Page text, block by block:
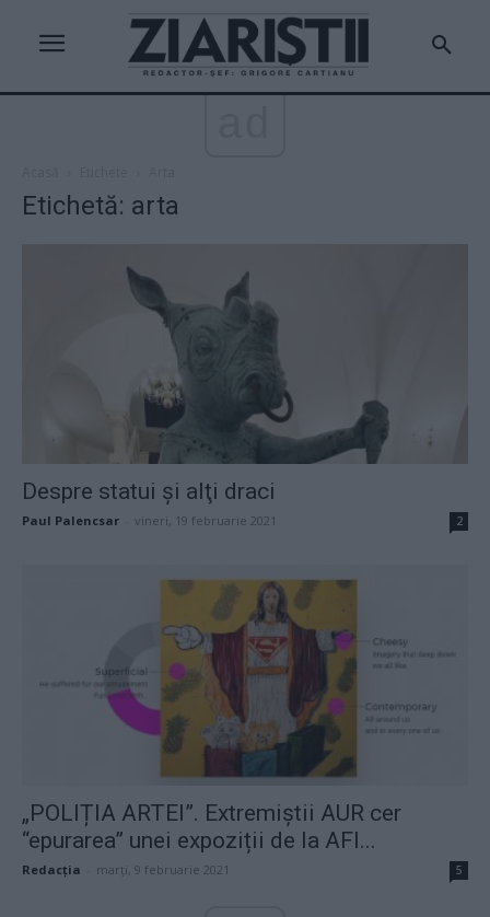
Etichetă: arta
Despre statui şi alţi draci
Paul Palencsar vineri, 19 februarie 2021 2
„POLIȚIA ARTEI”. Extremiștii AUR cer
“epurarea” unei expoziții de la AFI...
Redacţia marți, 9 februarie 2021 5